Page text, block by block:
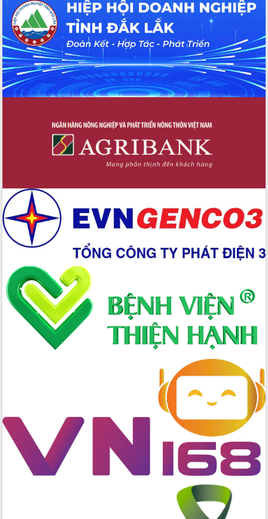
hiện nhiệm vụ quản lý tài sản công
hàng tuần
Tháo gỡ những vướng mắc, đẩy mạnh
công tác cải cách thủ tục hành chính
tại Trung tâm Phục vụ hành chính
công tỉnh
Đắk Lắk: Tôn vinh 46 giải pháp tại Hội
về phát triển nuôi trồng thủy sản
Phó Chủ tịch UBND tỉnh Đắk Lắk
Trương Công Thái kiểm tra thực địa
Dự án cao tốc Khánh Hòa - Buôn Ma
Định vị cà phê Việt Nam như một “di
sản sống” trong dòng chảy toàn cầu
Xây dựng nông thôn mới: Nâng cao đời
sống người dân từ những mô hình thiết
thực
Quyết liệt tháo gỡ vướng mắc, đẩy
nhanh tiến độ các dự án trọng điểm
trong Khu kinh tế Nam Phú Yên
Hòn Yến phát triển du lịch gắn với bảo
tồn biển
Lấy ý kiến điều chỉnh Quy hoạch tỉnh
Đắk Lắk thời kỳ 2021-2030, tầm nhìn
đến năm 2050
kinh tế từ 10% trở lên trong Quý
II/2026
Đắk Lắk ký kết thỏa thuận hợp tác về
chuyển đổi số giai đoạn 2026 – 2030
với Tập đoàn Bưu chính Viễn thông
Việt Nam